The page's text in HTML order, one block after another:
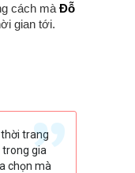
cách mà Đỗ
gian tới.
trang
gia
chọn mà